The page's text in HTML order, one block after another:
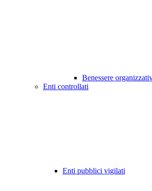
Benessere
Enti controllati
Enti pubblici vigilati